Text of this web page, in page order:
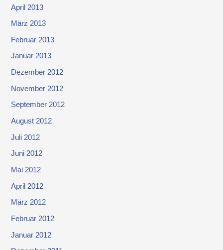
April 2013
März 2013
Februar 2013
Januar 2013
Dezember 2012
November 2012
September 2012
August 2012
Juli 2012
Juni 2012
Mai 2012
April 2012
März 2012
Februar 2012
Januar 2012